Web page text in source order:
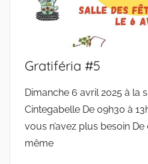
Gratiféria #5
Dimanche 6 avril 2025 à la
Cintegabelle De 09h30 à
vous n’avez plus besoin De
même